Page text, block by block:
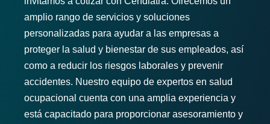
amplio rango de servicios y soluciones
personalizadas para ayudar a las empresas a
proteger la salud y bienestar de sus empleados, así
como a reducir los riesgos laborales y prevenir
accidentes. Nuestro equipo de expertos en salud
ocupacional cuenta con una amplia experiencia y
está capacitado para proporcionar asesoramiento y